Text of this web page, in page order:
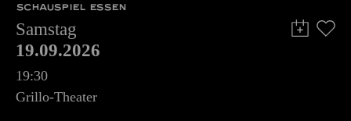
SCHAUSPIEL ESSEN
Samstag
19.09.2026
19:30
Grillo-Theater